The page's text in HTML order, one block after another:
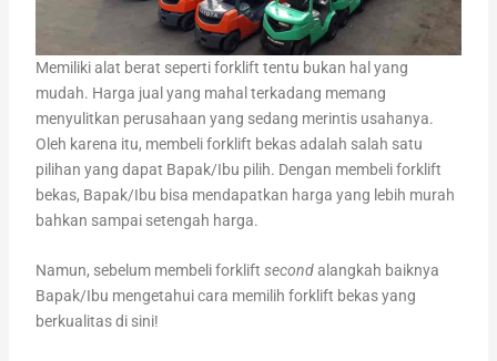
Memiliki alat berat seperti forklift tentu bukan hal yang
mudah. Harga jual yang mahal terkadang memang
menyulitkan perusahaan yang sedang merintis usahanya.
Oleh karena itu, membeli forklift bekas adalah salah satu
pilihan yang dapat Bapak/Ibu pilih. Dengan membeli forklift
bekas, Bapak/Ibu bisa mendapatkan harga yang lebih murah
bahkan sampai setengah harga.
Namun, sebelum membeli forklift secondalangkah baiknya
Bapak/Ibu mengetahui cara memilih forklift bekas yang
berkualitas di sini!